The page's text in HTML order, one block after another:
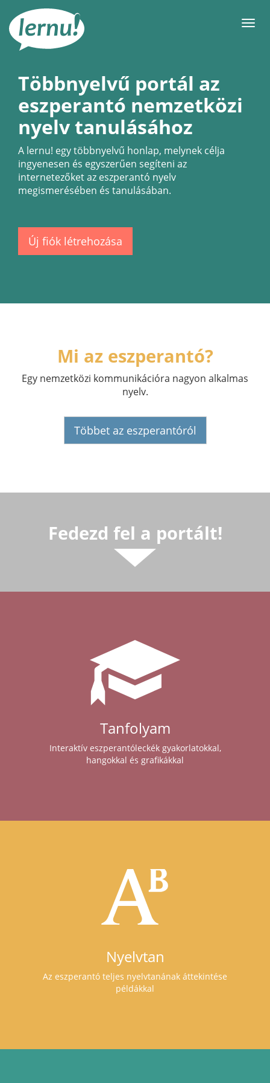
Többnyelvű portál az
eszperantó nemzetközi
nyelv tanulásához
A lernu! egy többnyelvű honlap, melynek célja
ingyenesen és egyszerűen segíteni az
internetezőket az eszperantó nyelv
megismerésében és tanulásában.
Új fiók létrehozása
Mi az eszperantó?
Egy nemzetközi kommunikációra nagyon alkalmas
nyelv.
Többet az eszperantóról
Fedezd fel a portált!
Tanfolyam
Interaktív eszperantóleckék gyakorlatokkal,
hangokkal és grafikákkal
Nyelvtan
Az eszperantó teljes nyelvtanának áttekintése
példákkal